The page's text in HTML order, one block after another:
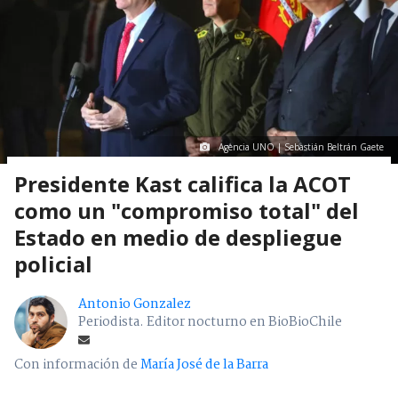
Agencia UNO | Sebastián Beltrán Gaete
Presidente Kast califica la ACOT
como un "compromiso total" del
Estado en medio de despliegue
policial
Antonio Gonzalez
Periodista. Editor nocturno en BioBioChile
Con información deMaría José de la Barra